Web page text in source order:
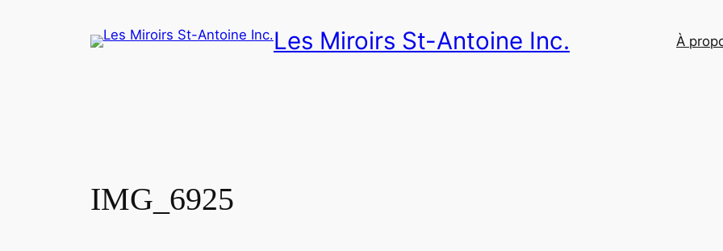
Les Miroirs St-Antoine Inc. À
IMG_6925